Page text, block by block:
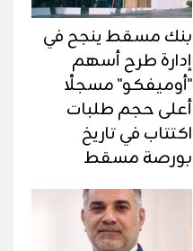
بنك مسقط ينجح في
إدارة طرح أسهم
"أوميفكو" مسجلًا
أعلى حجم طلبات
اكتتاب في تاريخ
بورصة مسقط